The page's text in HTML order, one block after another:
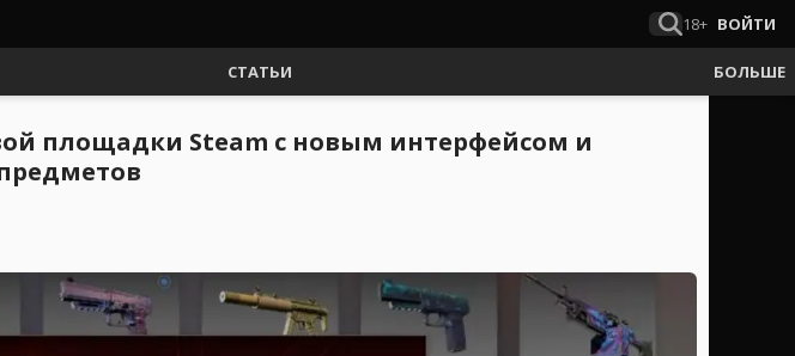
18+ ВОЙТИ
СТАТЬИ БОЛЬШЕ
площадки Steam с новым интерфейсом и